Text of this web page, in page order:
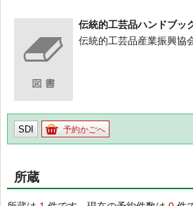
伝統的工芸品ハンドブッ
伝統的工芸品産業振興協
SDI 予約かごへ
所蔵